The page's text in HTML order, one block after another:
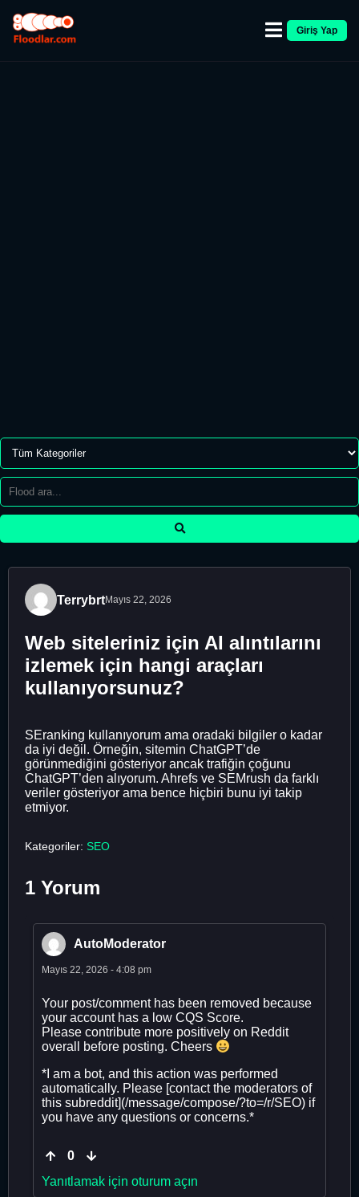
Giriş Yap
TerrybrtMayıs 22, 2026
Web siteleriniz için AI alıntılarını
izlemek için hangi araçları
kullanıyorsunuz?
SEranking kullanıyorum ama oradaki bilgiler o kadar
da iyi değil. Örneğin, sitemin ChatGPT’de
görünmediğini gösteriyor ancak trafiğin çoğunu
ChatGPT’den alıyorum. Ahrefs ve SEMrush da farklı
veriler gösteriyor ama bence hiçbiri bunu iyi takip
etmiyor.
Kategoriler: SEO
1 Yorum
AutoModerator
Mayıs 22, 2026 - 4:08 pm
Your post/comment has been removed because
your account has a low CQS Score.
Please contribute more positively on Reddit
overall before posting. Cheers
*I am a bot, and this action was performed
automatically. Please [contact the moderators of
this subreddit](/message/compose/?to=/r/SEO) if
you have any questions or concerns.*
0
Yanıtlamak için oturum açın